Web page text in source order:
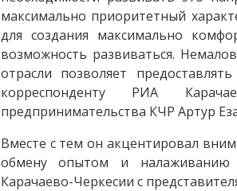
максимально приоритетный
для создания максимально
возможность развиваться.
отрасли позволяет
корреспонденту РИА
предпринимательства КЧР Артур
Вместе с тем он акцентировал
обмену опытом и налаживанию
Карачаево-Черкесии с